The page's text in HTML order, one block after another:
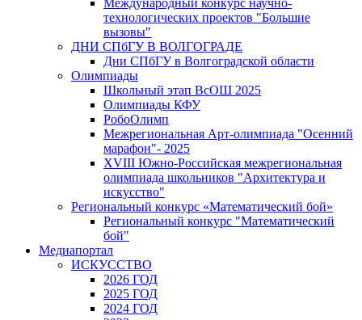
Международный конкурс научно-
технологических проектов "Большие
вызовы"
ДНИ СПбГУ В ВОЛГОГРАДЕ
Дни СПбГУ в Волгоградской области
Олимпиады
Школьный этап ВсОШ 2025
Олимпиады КФУ
РобоОлимп
Межрегиональная Арт-олимпиада "Осенний
марафон"- 2025
XVIII Южно-Российская межрегиональная
олимпиада школьников "Архитектура и
искусство"
Региональный конкурс «Математический бой»
Региональный конкурс "Математический
бой"
Медиапортал
ИСКУССТВО
2026 ГОД
2025 ГОД
2024 ГОД